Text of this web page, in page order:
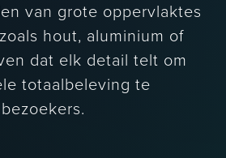
en
van grote oppervlaktes
hout, aluminium of
dat elk detail telt om
totaalbeleving te